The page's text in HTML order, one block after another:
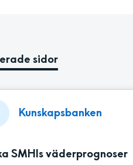
sidor
Kunskapsbanken
SMHIs väderprognoser